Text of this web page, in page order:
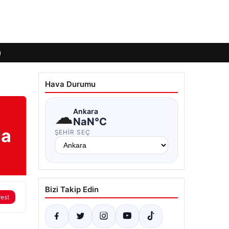
Hava Durumu
☁Ankara
NaN°C
ŞEHIR SEÇ
Bizi Takip Edin